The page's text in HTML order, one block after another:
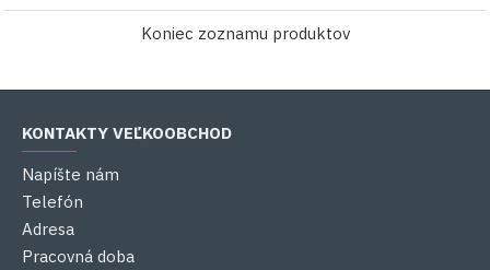
Koniec zoznamu produktov
KONTAKTY VEĽKOOBCHOD
Napíšte nám
Telefón
Adresa
Pracovná doba